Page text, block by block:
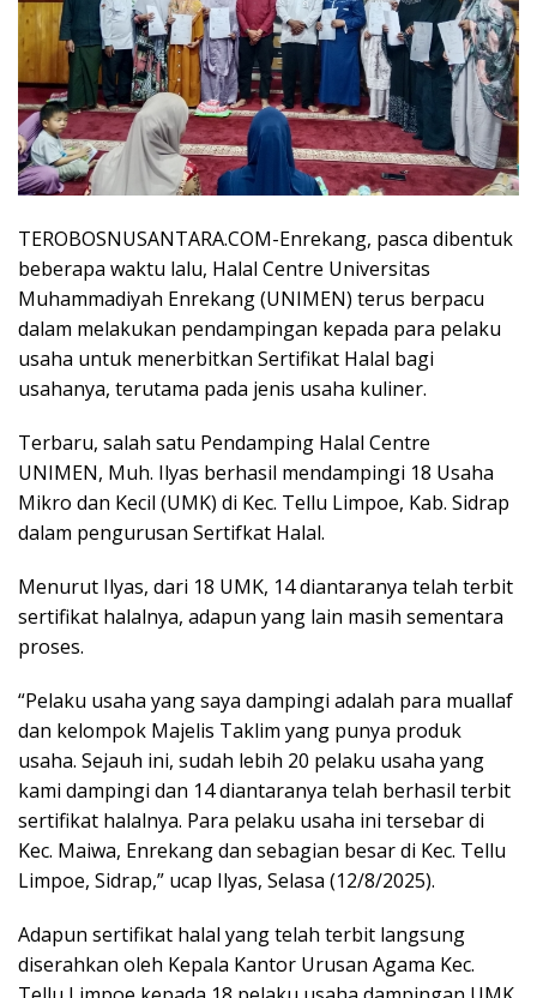
TEROBOSNUSANTARA.COM-Enrekang, pasca dibentuk
beberapa waktu lalu, Halal Centre Universitas
Muhammadiyah Enrekang (UNIMEN) terus berpacu
dalam melakukan pendampingan kepada para pelaku
usaha untuk menerbitkan Sertifikat Halal bagi
usahanya, terutama pada jenis usaha kuliner.
Terbaru, salah satu Pendamping Halal Centre
UNIMEN, Muh. Ilyas berhasil mendampingi 18 Usaha
Mikro dan Kecil (UMK) di Kec. Tellu Limpoe, Kab. Sidrap
dalam pengurusan Sertifkat Halal.
Menurut Ilyas, dari 18 UMK, 14 diantaranya telah terbit
sertifikat halalnya, adapun yang lain masih sementara
proses.
“Pelaku usaha yang saya dampingi adalah para muallaf
dan kelompok Majelis Taklim yang punya produk
usaha. Sejauh ini, sudah lebih 20 pelaku usaha yang
kami dampingi dan 14 diantaranya telah berhasil terbit
sertifikat halalnya. Para pelaku usaha ini tersebar di
Kec. Maiwa, Enrekang dan sebagian besar di Kec. Tellu
Limpoe, Sidrap,” ucap Ilyas, Selasa (12/8/2025).
Adapun sertifikat halal yang telah terbit langsung
diserahkan oleh Kepala Kantor Urusan Agama Kec.